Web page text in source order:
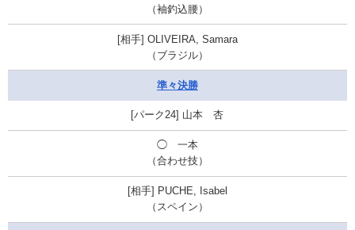
（袖釣込腰）
OLIVEIRA, Samara
（ブラジル）
準々決勝
山本 杏
◯ 一本
（合わせ技）
PUCHE, Isabel
（スペイン）